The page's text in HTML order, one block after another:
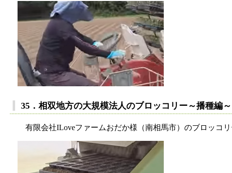
35．相双地方の大規模法人のブロッコリー～播種編～
有限会社ILoveファームおだか様（南相馬市）のブロッコリ